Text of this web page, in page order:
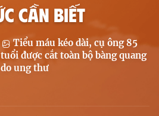
CẦN BIẾT
Tiểu máu kéo dài, cụ ông 85
tuổi được cắt toàn bộ bàng quang
do ung thư